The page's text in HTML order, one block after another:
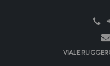
VIALE